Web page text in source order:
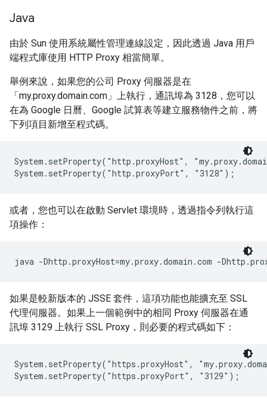
Java
由於 Sun 使用系統屬性管理連線設定，因此透過 Java 用戶
端程式庫使用 HTTP Proxy 相當簡單。
舉例來說，如果您的公司 Proxy 伺服器是在
「my.proxy.domain.com」上執行，通訊埠為 3128，您可以
在為 Google 日曆、Google 試算表等建立服務物件之前，將
下列項目新增至程式碼。
System.setProperty("http.proxyHost",
或者，您也可以在啟動 Servlet 環境時，透過指令列執行這
項操作：
如果是較新版本的 JSSE 套件，這項功能也能擴充至 SSL
代理伺服器。如果上一個範例中的相同 Proxy 伺服器在通
訊埠 3129 上執行 SSL Proxy，則必要的程式碼如下：
System.setProperty("https.proxyHost",